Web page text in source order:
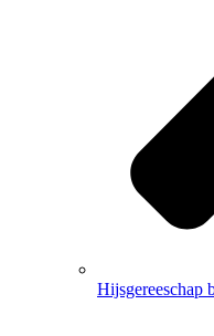
Hijsgereeschap